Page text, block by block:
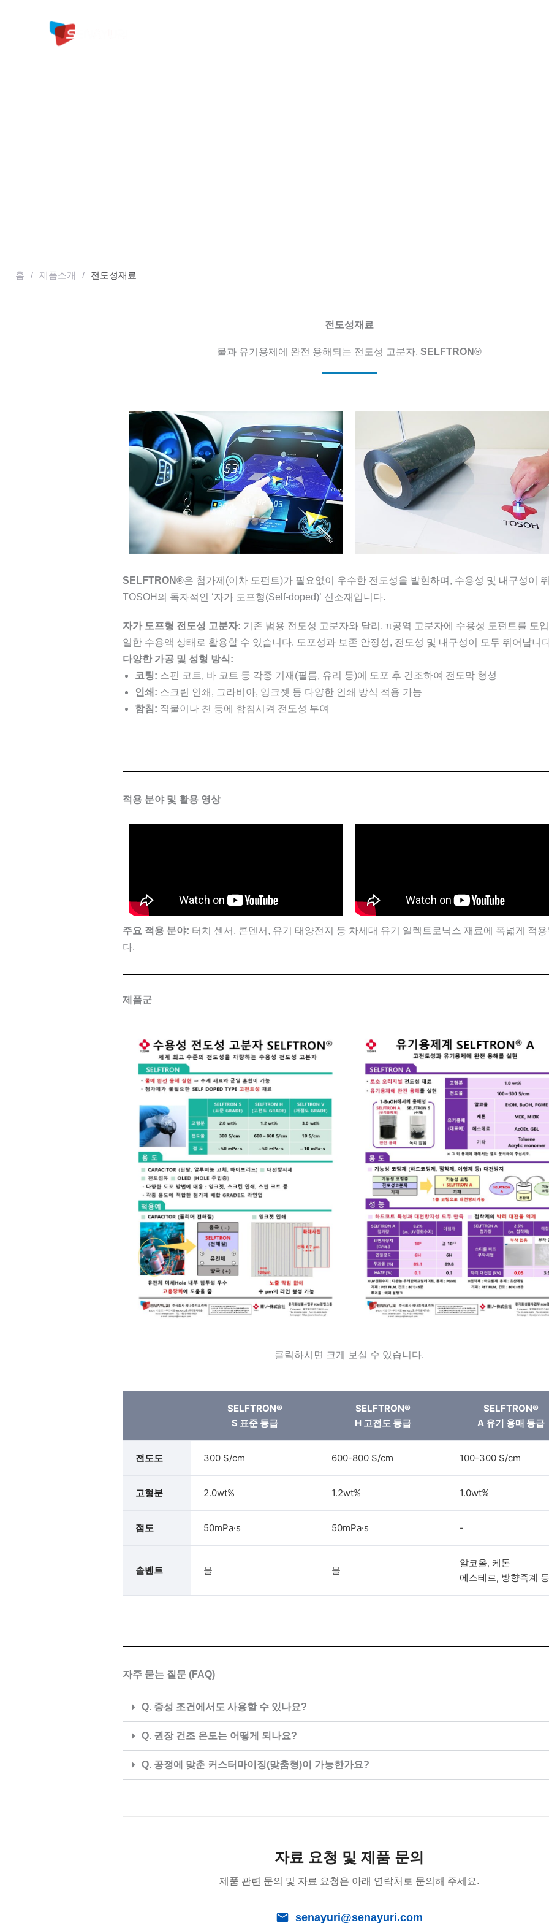
홈 / 제품소개 / 전도성재료
전도성재료
물과 유기용제에 완전 용해되는 전도성 고분자, SELFTRON®
SELFTRON®은 첨가제(이차 도펀트)가 필요없이 우수한 전도성을 발현하며, 수용성 및 내구성이
TOSOH의 독자적인 ‘자가 도프형(Self-doped)’ 신소재입니다.
자가 도프형 전도성 고분자: 기존 범용 전도성 고분자와 달리, π공역 고분자에 수용성 도펀트를 도
일한 수용액 상태로 활용할 수 있습니다. 도포성과 보존 안정성, 전도성 및 내구성이 모두 뛰어납니
다양한 가공 및 성형 방식:
코팅: 스핀 코트, 바 코트 등 각종 기재(필름, 유리 등)에 도포 후 건조하여 전도막 형성
인쇄: 스크린 인쇄, 그라비아, 잉크젯 등 다양한 인쇄 방식 적용 가능
함침: 직물이나 천 등에 함침시켜 전도성 부여
적용 분야 및 활용 영상
주요 적용 분야: 터치 센서, 콘덴서, 유기 태양전지 등 차세대 유기 일렉트로닉스 재료에 폭넓게 적
다.
제품군
클릭하시면 크게 보실 수 있습니다.
SELFTRON®
S 표준 등급
SELFTRON®
H 고전도 등급
SELFTRON®
A 유기 용매 등급
전도도 300 S/cm 600-800 S/cm 100-300 S/cm
고형분 2.0wt% 1.2wt% 1.0wt%
점도 50mPa·s 50mPa·s -
솔벤트 물 물
알코올, 케톤
에스테르, 방향족계 등
자주 묻는 질문 (FAQ)
Q. 중성 조건에서도 사용할 수 있나요?
Q. 권장 건조 온도는 어떻게 되나요?
Q. 공정에 맞춘 커스터마이징(맞춤형)이 가능한가요?
자료 요청 및 제품 문의
제품 관련 문의 및 자료 요청은 아래 연락처로 문의해 주세요.
senayuri@senayuri.com